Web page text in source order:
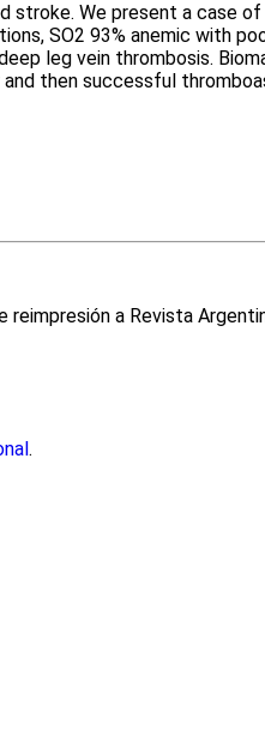
stroke. We present a case
SO2 93% anemic with
leg vein thrombosis.
then successful
a Revista
.